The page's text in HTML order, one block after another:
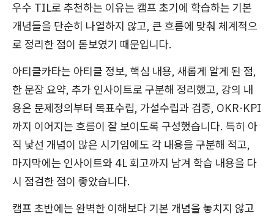
우수 TIL로 추천하는 이유는 캠프 초기에 학습하는 기본
개념들을 단순히 나열하지 않고, 큰 흐름에 맞춰 체계적으
로 정리한 점이 돋보였기 때문입니다.
아티클카타는 아티클 정보, 핵심 내용, 새롭게 알게 된 점,
한 문장 요약, 추가 인사이트로 구분해 정리했고, 강의 내
용은 문제정의부터 목표수립, 가설수립과 검증, OKR·KPI
까지 이어지는 흐름이 잘 보이도록 구성했습니다. 특히 아
직 낯선 개념이 많은 시기임에도 각 내용을 구분해 적고,
마지막에는 인사이트와 4L 회고까지 남겨 학습 내용을 다
시 점검한 점이 좋았습니다.
캠프 초반에는 완벽한 이해보다 기본 개념을 놓치지 않고